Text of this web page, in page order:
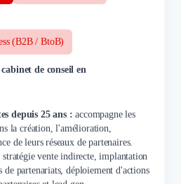
(B2B / BtoB)
cabinet de conseil en
depuis 25 ans :accompagne les
la création, l'amélioration,
de leurs réseaux de partenaires.
stratégie vente indirecte, implantation
de partenariats, déploiement d'actions